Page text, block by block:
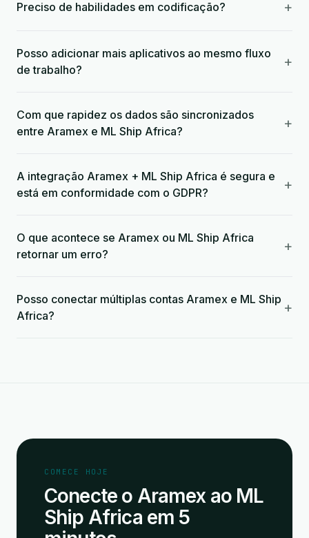
Preciso de habilidades em codificação? +
Posso adicionar mais aplicativos ao mesmo fluxo
de trabalho?
+
Com que rapidez os dados são sincronizados
entre Aramex e ML Ship Africa?
+
A integração Aramex + ML Ship Africa é segura e
está em conformidade com o GDPR?
+
O que acontece se Aramex ou ML Ship Africa
retornar um erro?
+
Posso conectar múltiplas contas Aramex e ML Ship
Africa?
+
COMECE HOJE
Conecte o Aramex ao ML
Ship Africa em 5